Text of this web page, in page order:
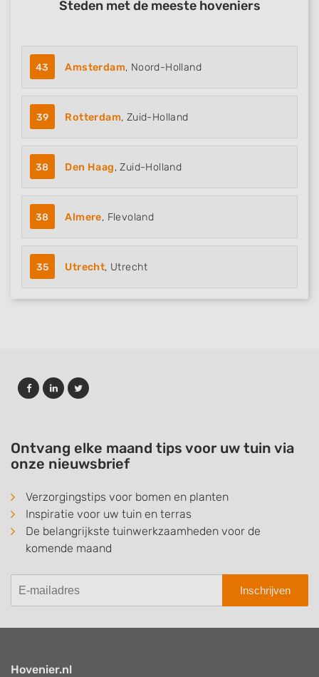
Steden met de meeste hoveniers
43 Amsterdam, Noord-Holland
39 Rotterdam, Zuid-Holland
38 Den Haag, Zuid-Holland
38 Almere, Flevoland
35 Utrecht, Utrecht
Ontvang elke maand tips voor uw tuin via
onze nieuwsbrief
Verzorgingstips voor bomen en planten
Inspiratie voor uw tuin en terras
De belangrijkste tuinwerkzaamheden voor de
komende maand
Inschrijven
Hovenier.nl